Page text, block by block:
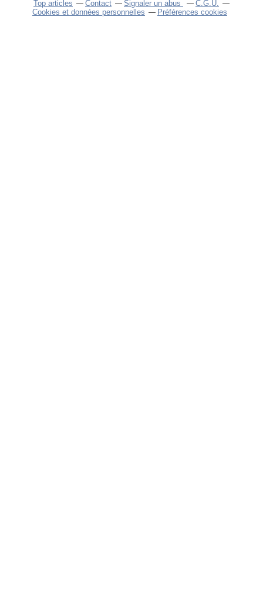
Top articles Contact Signaler un abus
C.G.U.
Cookies et données personnelles
Préférences cookies